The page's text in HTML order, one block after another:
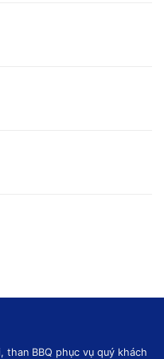
than BBQ phục vụ quý khách